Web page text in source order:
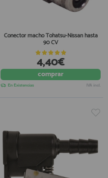
Conector macho Tohatsu-Nissan hasta
90 CV
4,40€
comprar
En Existencias IVA incl.